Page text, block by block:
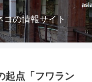
の情報サイト
起点「フワラン